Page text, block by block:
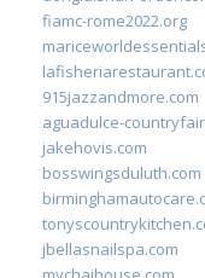
fiamc-rome2022.org
915jazzandmore.com
aguadulce-
jakehovis.com
bosswingsduluth.com
jbellasnailspa.com